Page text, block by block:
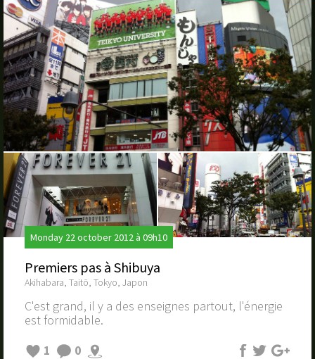
Monday 22 october 2012 à 09h10
Premiers pas à Shibuya
Akihabara, Taitō, Tokyo, Japon
C'est grand, il y a des enseignes partout, l'énergie
est formidable.
1
0